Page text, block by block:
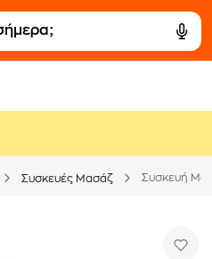
Συσκευές Μασάζ Συσκευή